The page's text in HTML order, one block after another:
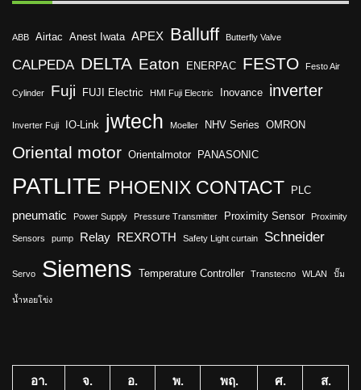
ABB Airtac Anest Iwata APEX Balluff Butterfly Valve
CALPEDA DELTA Eaton ENERPAC FESTO Festo Air
Cylinder Fuji FUJI Electric HMI Fuji Electric Inovance inverter
Inverter Fuji IO-Link jwtech Moeller NHV Series OMRON
Oriental motor Orientalmotor PANASONIC
PATLITE PHOENIX CONTACT PLC
pneumatic Power Supply Pressure Transmitter Proximity Sensor Proximity
Sensors pump Relay REXROTH Safety Light curtain Schneider
Servo Siemens Temperature Controller Transtecno WLAN ปั๊ม
น้ำหอยโข่ง
อา. จ. อ. พ. พฤ. ศ.
ส.